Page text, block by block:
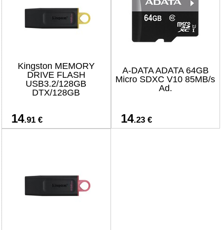
Kingston MEMORY
DRIVE FLASH
USB3.2/128GB
DTX/128GB
14.91 €
A-DATA ADATA 64GB
Micro SDXC V10 85MB/s
Ad.
14.23 €